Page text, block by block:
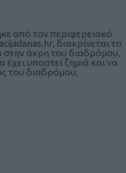
από τον περιφερειακό
διακρίνεται το
στην άκρη του διαδρόμου,
έχει υποστεί ζημιά και να
του διαδρόμου.